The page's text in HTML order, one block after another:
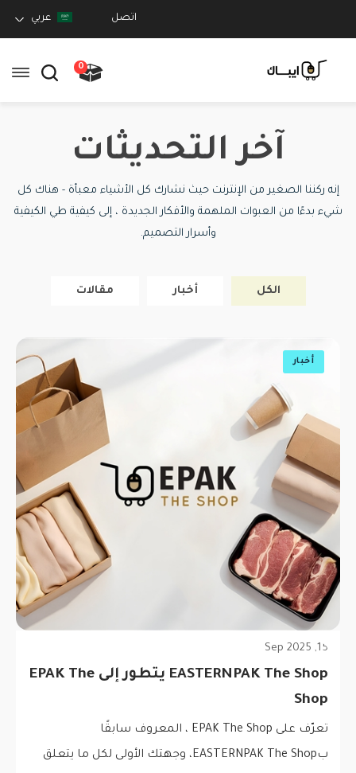
اتصل عربي
0
آخر التحديثات
إنه ركننا الصغير من الإنترنت حيث نشارك كل الأشياء معبأة - هناك كل
شيء بدءًا من العبوات الملهمة والأفكار الجديدة ، إلى كيفية طي الكيفية
وأسرار التصميم.
الكل أخبار مقالات
أخبار
15, Sep 2025
EASTERNPAK The Shop يتطور إلى EPAK The
Shop
تعرّف على EPAK The Shop ، المعروف سابقًا
بEASTERNPAK The Shop، وجهتك الأولى لكل ما يتعلق